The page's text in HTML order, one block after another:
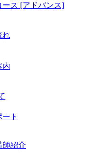
ース [アドバンス]
れ
内
ト
師紹介